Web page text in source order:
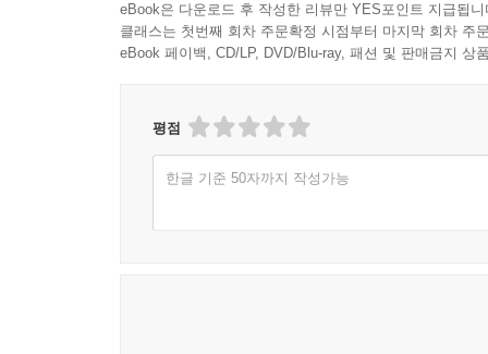
eBook은 다운로드 후 작성한 리뷰만 YES포인트 지급됩니
클래스는 첫번째 회차 주문확정 시점부터 마지막 회차 주
eBook 페이백, CD/LP, DVD/Blu-ray, 패션 및 판매금지 상
평점
한글 기준 50자까지 작성가능